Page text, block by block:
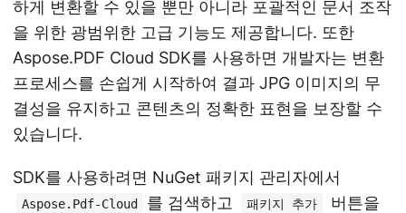
하게 변환할 수 있을 뿐만 아니라 포괄적인 문서 조작
을 위한 광범위한 고급 기능도 제공합니다. 또한
Aspose.PDF Cloud SDK를 사용하면 개발자는 변환
프로세스를 손쉽게 시작하여 결과 JPG 이미지의 무
결성을 유지하고 콘텐츠의 정확한 표현을 보장할 수
있습니다.
SDK를 사용하려면 NuGet 패키지 관리자에서
Aspose.Pdf-Cloud 를 검색하고 패키지 추가
버튼을